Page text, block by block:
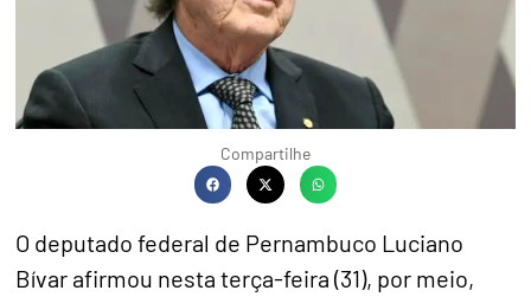
Compartilhe
O deputado federal de Pernambuco Luciano
Bívar afirmou nesta terça-feira (31), por meio,